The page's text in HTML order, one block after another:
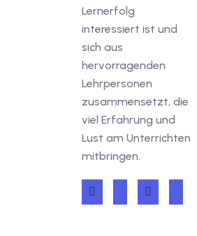
Lernerfolg
interessiert ist und
sich aus
hervorragenden
Lehrpersonen
zusammensetzt, die
viel Erfahrung und
Lust am Unterrichten
mitbringen.